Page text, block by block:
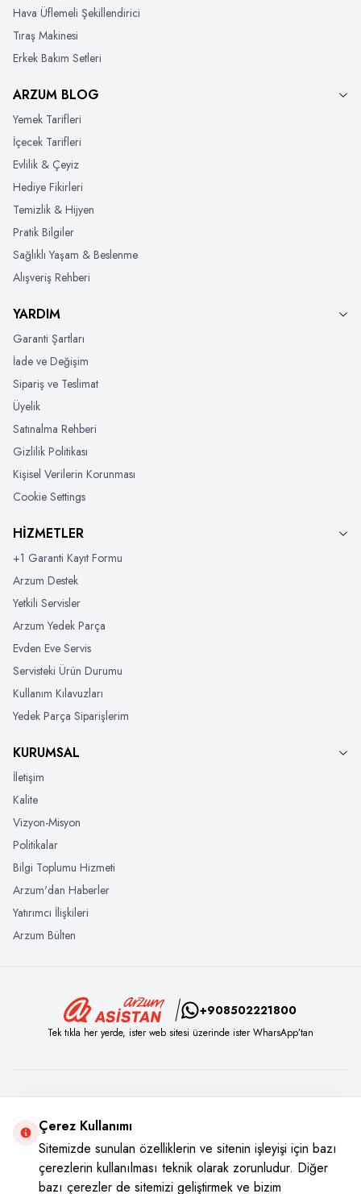
Hava Üflemeli Şekillendirici
Tıraş Makinesi
Erkek Bakım Setleri
ARZUM BLOG
Yemek Tarifleri
İçecek Tarifleri
Evlilik & Çeyiz
Hediye Fikirleri
Temizlik & Hijyen
Pratik Bilgiler
Sağlıklı Yaşam & Beslenme
Alışveriş Rehberi
YARDIM
Garanti Şartları
İade ve Değişim
Sipariş ve Teslimat
Üyelik
Satınalma Rehberi
Gizlilik Politikası
Kişisel Verilerin Korunması
Cookie Settings
HİZMETLER
+1 Garanti Kayıt Formu
Arzum Destek
Yetkili Servisler
Arzum Yedek Parça
Evden Eve Servis
Servisteki Ürün Durumu
Kullanım Kılavuzları
Yedek Parça Siparişlerim
KURUMSAL
İletişim
Kalite
Vizyon-Misyon
Politikalar
Bilgi Toplumu Hizmeti
Arzum'dan Haberler
Yatırımcı İlişkileri
Arzum Bülten
+908502221800
Tek tıkla her yerde, ister web sitesi üzerinde ister WharsApp’tan
Çerez Kullanımı
Sitemizde sunulan özelliklerin ve sitenin işleyişi için bazı
çerezlerin kullanılması teknik olarak zorunludur. Diğer
bazı çerezler de sitemizi geliştirmek ve bizim